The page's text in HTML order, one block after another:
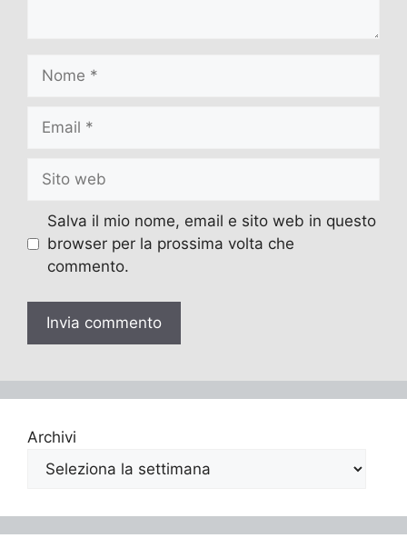
Nome
Email
Sito
web
Salva il mio nome, email e sito web in questo
browser per la prossima volta che
commento.
Archivi